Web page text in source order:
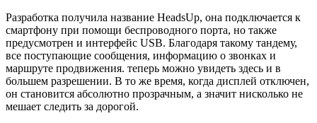
Разработка получила название HeadsUp, она подключается к
смартфону при помощи беспроводного порта, но также
предусмотрен и интерфейс USB. Благодаря такому тандему,
все поступающие сообщения, информацию о звонках и
маршруте продвижения. теперь можно увидеть здесь и в
большем разрешении. В то же время, когда дисплей отключен,
он становится абсолютно прозрачным, а значит нисколько не
мешает следить за дорогой.